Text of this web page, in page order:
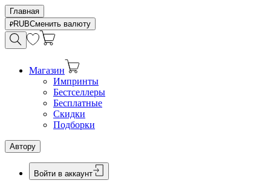
Главная
RUBСменить валюту
Магазин
Импринты
Бестселлеры
Бесплатные
Скидки
Подборки
Автору
Войти в аккаунт